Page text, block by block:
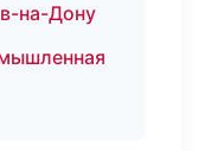
на-Дону